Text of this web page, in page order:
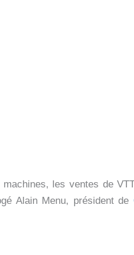
les ventes de
Alain Menu, président de